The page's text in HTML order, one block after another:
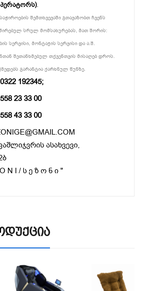
.
შემთხვევაში გთავაზობთ ჩვენს
სრულ მომსახურებას, მათ შორის:
სერვისი, მონტაჟის სერვისი და ა.შ.
შეთანხმებულ თქვენთვის მისაღებ დროს.
გარანტია ქარხნულ წუნზე.
0322 192345;
558 23 33 00
558 43 33 00
ასახვევი,
N I / ს ე ზ ო ნ ი "